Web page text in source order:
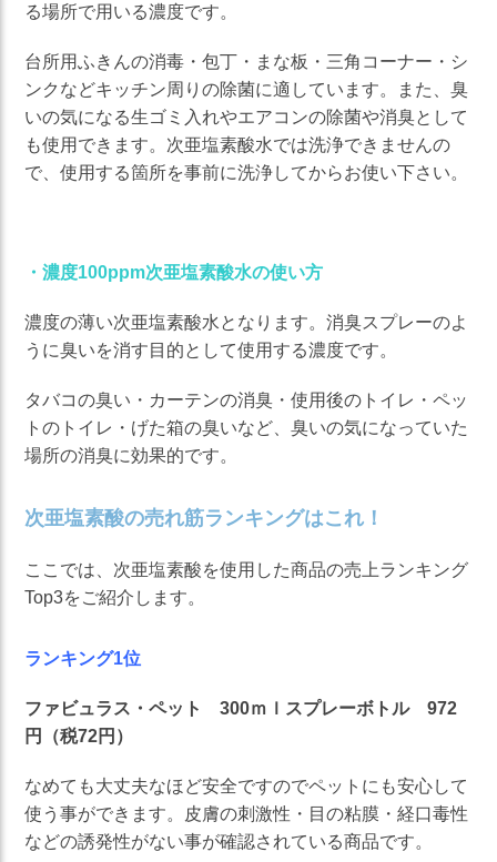
る場所で用いる濃度です。
台所用ふきんの消毒・包丁・まな板・三角コーナー・シ
ンクなどキッチン周りの除菌に適しています。また、臭
いの気になる生ゴミ入れやエアコンの除菌や消臭として
も使用できます。次亜塩素酸水では洗浄できませんの
で、使用する箇所を事前に洗浄してからお使い下さい。
・濃度100ppm次亜塩素酸水の使い方
濃度の薄い次亜塩素酸水となります。消臭スプレーのよ
うに臭いを消す目的として使用する濃度です。
タバコの臭い・カーテンの消臭・使用後のトイレ・ペッ
トのトイレ・げた箱の臭いなど、臭いの気になっていた
場所の消臭に効果的です。
次亜塩素酸の売れ筋ランキングはこれ！
ここでは、次亜塩素酸を使用した商品の売上ランキング
Top3をご紹介します。
ランキング1位
ファビュラス・ペット 300ｍｌスプレーボトル 972
円（税72円）
なめても大丈夫なほど安全ですのでペットにも安心して
使う事ができます。皮膚の刺激性・目の粘膜・経口毒性
などの誘発性がない事が確認されている商品です。